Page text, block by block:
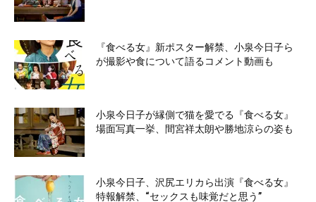
『食べる女』新ポスター解禁、小泉今日子ら
が撮影や食について語るコメント動画も
小泉今日子が縁側で猫を愛でる『食べる女』
場面写真一挙、間宮祥太朗や勝地涼らの姿も
小泉今日子、沢尻エリカら出演『食べる女』
特報解禁、“セックスも味覚だと思う”